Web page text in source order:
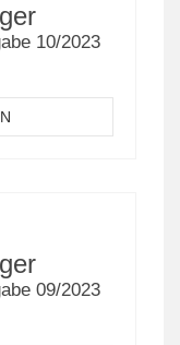
10/2023
09/2023